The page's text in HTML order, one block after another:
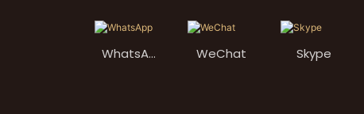
WhatsAp
WeChat Skype